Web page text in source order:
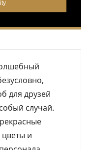
для друзей
случай.
цветы и